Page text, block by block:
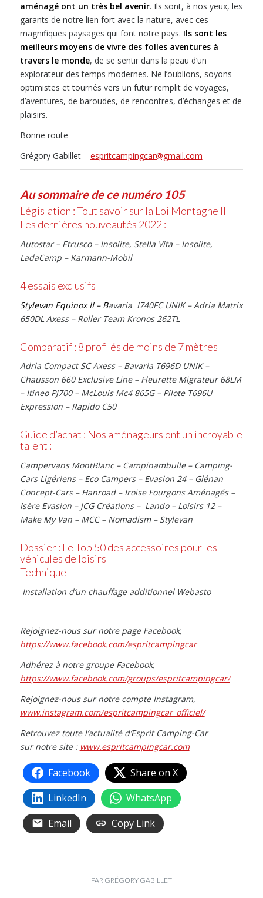
aménagé ont un très bel avenir. Ils sont, à nos yeux, les
garants de notre lien fort avec la nature, avec ces
magnifiques paysages qui font notre pays. Ils sont les
meilleurs moyens de vivre des folles aventures à
travers le monde, de se sentir dans la peau d’un
explorateur des temps modernes. Ne l’oublions, soyons
optimistes et tournés vers un futur remplit de voyages,
d’aventures, de baroudes, de rencontres, d’échanges et de
plaisirs.
Bonne route
Grégory Gabillet – espritcampingcar@gmail.com
Au sommaire de ce numéro 105
Législation : Tout savoir sur la Loi Montagne II
Les dernières nouveautés 2022 :
Autostar – Etrusco – Insolite, Stella Vita – Insolite,
LadaCamp – Karmann-Mobil
4 essais exclusifs
Stylevan Equinox II – Bavaria I740FC UNIK – Adria Matrix
650DL Axess – Roller Team Kronos 262TL
Comparatif : 8 profilés de moins de 7 mètres
Adria Compact SC Axess – Bavaria T696D UNIK –
Chausson 660 Exclusive Line – Fleurette Migrateur 68LM
– Itineo PJ700 – McLouis Mc4 865G – Pilote T696U
Expression – Rapido C50
Guide d’achat : Nos aménageurs ont un incroyable
talent :
Campervans MontBlanc – Campinambulle – Camping-
Cars Ligériens – Eco Campers – Evasion 24 – Glénan
Concept-Cars – Hanroad – Iroise Fourgons Aménagés –
Isère Evasion – JCG Créations – Lando – Loisirs 12 –
Make My Van – MCC – Nomadism – Stylevan
Dossier : Le Top 50 des accessoires pour les
véhicules de loisirs
Technique
Installation d’un chauffage additionnel Webasto
Rejoignez-nous sur notre page Facebook,
https://www.facebook.com/espritcampingcar
Adhérez à notre groupe Facebook,
https://www.facebook.com/groups/espritcampingcar/
Rejoignez-nous sur notre compte Instagram,
www.instagram.com/espritcampingcar_officiel/
Retrouvez toute l’actualité d’Esprit Camping-Car
sur notre site : www.espritcampingcar.com
Facebook
Share on X
LinkedIn
WhatsApp
Email
Copy Link
PAR GRÉGORY GABILLET